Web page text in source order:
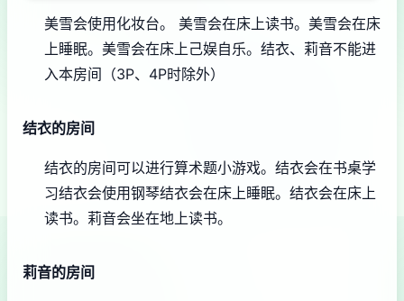
美雪会使用化妆台。 美雪会在床上读书。 美雪会在床
上睡眠。 美雪会在床上己娱自乐。 结衣、莉音不能进
入本房间（3P、4P时除外）
结衣的房间
结衣的房间可以进行算术题小游戏。 结衣会在书桌学
习结衣会使用钢琴结衣会在床上睡眠。 结衣会在床上
读书。 莉音会坐在地上读书。
莉音的房间